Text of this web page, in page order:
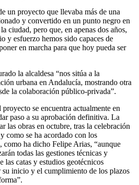
un proyecto que llevaba más de una
y convertido en un punto negro en
ciudad, pero que, en apenas dos años,
y esfuerzo hemos sido capaces de
en marcha para que hoy pueda ser
la alcaldesa “nos sitúa a la
urbana en Andalucía, mostrando otra
la colaboración público-privada”.
se encuentra actualmente en
paso a su aprobación definitiva. La
las obras en octubre, tras la celebración
como se ha acordado con los
como ha dicho Felipe Arias, “aunque
todas las gestiones técnicas y
las catas y estudios geotécnicos
su inicio y el cumplimiento de los plazos